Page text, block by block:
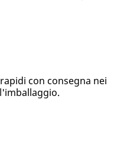
con consegna nei